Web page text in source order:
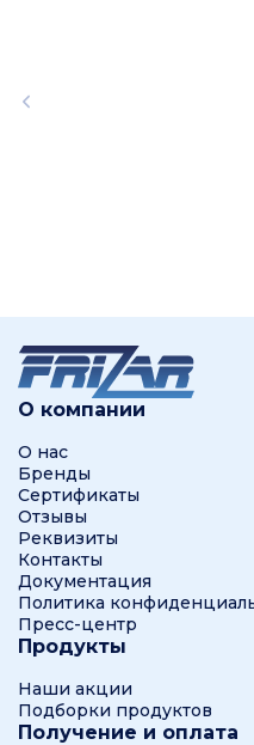
О компании
О нас
Бренды
Сертификаты
Отзывы
Реквизиты
Контакты
Документация
Политика
Пресс-центр
Продукты
Наши акции
Подборки продуктов
Получение и оплата